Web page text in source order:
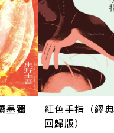
墨獨
紅色手指（經典
回歸版）